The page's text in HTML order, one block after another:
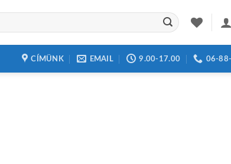
CÍMÜNK EMAIL 9.00-17.00 06-